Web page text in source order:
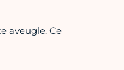
aveugle. Ce